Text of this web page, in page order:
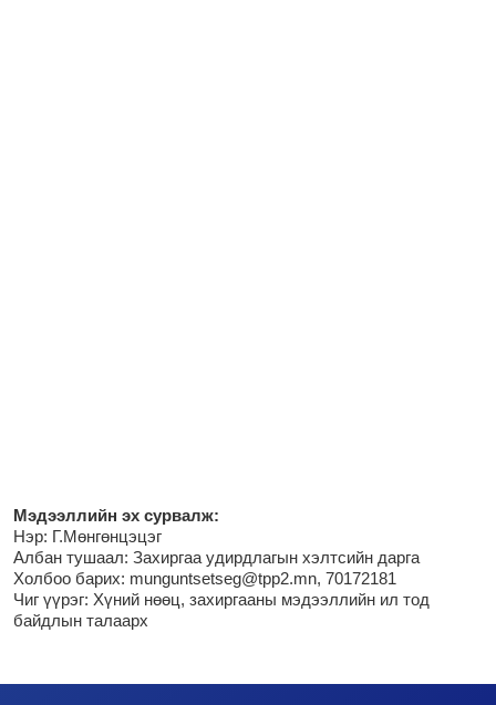
Мэдээллийн эх сурвалж:
Нэр: Г.Мөнгөнцэцэг
Албан тушаал: Захиргаа удирдлагын хэлтсийн дарга
Холбоо барих: munguntsetseg@tpp2.mn, 70172181
Чиг үүрэг: Хүний нөөц, захиргааны мэдээллийн ил тод
байдлын талаарх